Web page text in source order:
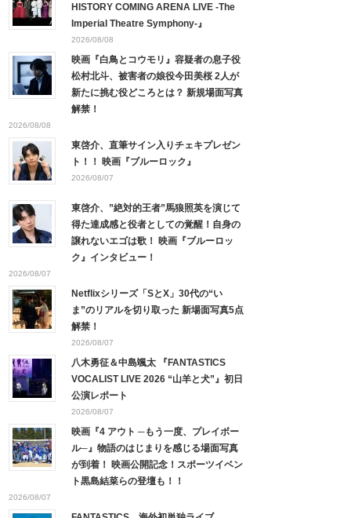
HISTORY COMING ARENA LIVE -The
Imperial Theatre Symphony-』
2026/08/08
映画『白鳥とコウモリ』容疑者の息子役
松村北斗、被害者の娘役今田美桜 2人が
新たに挑む役どころとは？ 新規場面写真
解禁！
2026/08/08
東啓介、直筆サイン入りチェキプレゼン
ト！！ 映画『ブルーロック』
2026/08/07
東啓介、”絶対的王者”馬狼照英を演じて
得た達成感と役者としての覚醒！自身の
譲れないエゴは歌！ 映画『ブルーロッ
ク』インタビュー！
2026/08/07
Netflixシリーズ「SとX」30代の“い
ま”のリアルを切り取った 新場面写真5点
解禁！
2026/08/07
八木勇征＆中島颯太 『FANTASTICS
VOCALIST LIVE 2026 “山羊と犬”』初日
公演レポート
2026/08/07
映画『4 アウト ─もう一度、プレイボー
ル─』物語のはじまりを感じる場面写真
が到着！ 映画公開記念！スポーツイベン
ト黒島結菜らの登壇も！！
2026/08/07